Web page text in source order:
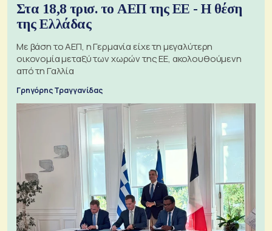
Στα 18,8 τρισ. το ΑΕΠ της ΕΕ - Η θέση
της Ελλάδας
Με βάση το ΑΕΠ, η Γερμανία είχε τη μεγαλύτερη
οικονομία μεταξύ των χωρών της ΕΕ, ακολουθούμενη
από τη Γαλλία
Γρηγόρης Τραγγανίδας